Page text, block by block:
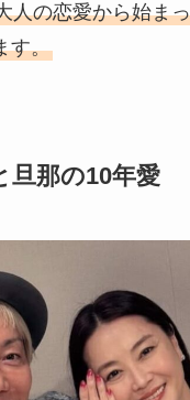
人の恋愛から始ま
す。
旦那の10年愛